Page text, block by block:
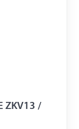
ZKV13 /